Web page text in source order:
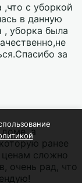
с уборкой
в данную
уборка была
за
а
ранее
сложно
очень рад, что